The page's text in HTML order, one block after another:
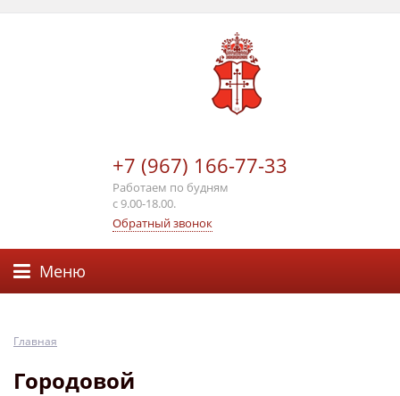
+7 (967) 166-77-33
Работаем по будням
с 9.00-18.00.
Обратный звонок
Меню
Главная
Городовой